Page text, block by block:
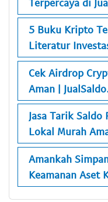
5 Buku Kripto
Literatur
Cek Airdrop
Aman |
Jasa Tarik Saldo
Lokal Murah
Amankah
Keamanan Aset